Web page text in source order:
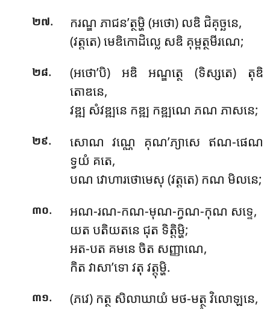
២៧.
ករណ្ឌ ភាជន’ត្ថម្ហិ (អថោ) លឌិ ជិគុច្ឆនេ,
(វត្តតេ) មេឌិកោដិល្លេ សឌិ គុម្ពត្ថមីរណេ;
២៨.
(អថោ’បិ) អឌិ អណ្ឌត្ថេ (ទិស្សតេ) តុឌិ
តោឌនេ,
វឌ្ឍ សំវឌ្ឍនេ កឌ្ឍ កឌ្ឍណេ ភណ ភាសនេ;
២៩.
សោណ វណ្ណេ គុណ’ភ្យាសេ ឥណ-ផេណ
ទ្វយំ គតេ,
បណ វោហារថោមេសុ (វត្តតេ) កណ មិលនេ;
៣០.
អណ-រណ-កណ-មុណ-ក្វណ-កុណ សទ្ទេ,
យត បតិយតនេ ជុត ទិត្តិម្ហិ;
អត-បត គមនេ ចិត សញ្ញាណេ,
កិត វាសា’ទោ វតុ វត្តុម្ហិ.
៣១.
(ភវេ) កត្ថ សិលាឃាយំ មថ-មត្ថ វិលោឡនេ,